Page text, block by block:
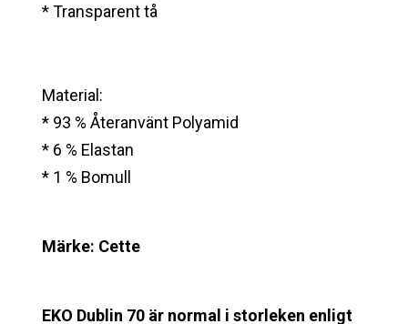
* Transparent tå
Material:
* 93 % Återanvänt Polyamid
* 6 % Elastan
* 1 % Bomull
Märke: Cette
EKO Dublin 70 är normal i storleken enligt